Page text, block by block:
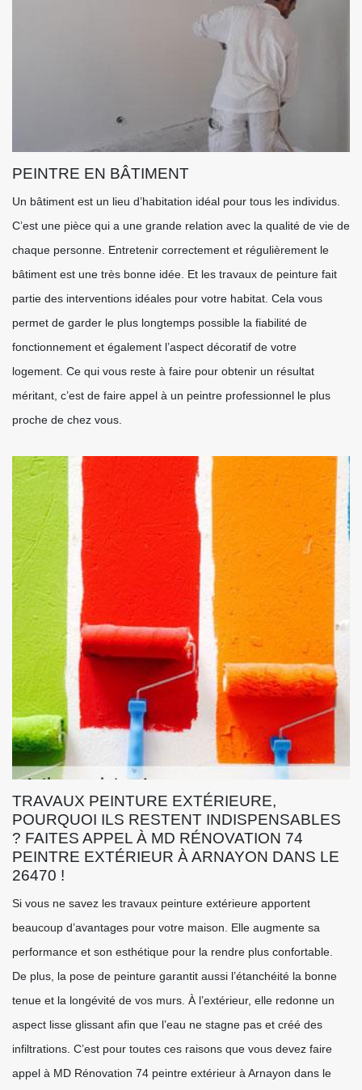
PEINTRE EN BÂTIMENT
Un bâtiment est un lieu d’habitation idéal pour tous les individus.
C’est une pièce qui a une grande relation avec la qualité de vie de
chaque personne. Entretenir correctement et régulièrement le
bâtiment est une très bonne idée. Et les travaux de peinture fait
partie des interventions idéales pour votre habitat. Cela vous
permet de garder le plus longtemps possible la fiabilité de
fonctionnement et également l’aspect décoratif de votre
logement. Ce qui vous reste à faire pour obtenir un résultat
méritant, c’est de faire appel à un peintre professionnel le plus
proche de chez vous.
TRAVAUX PEINTURE EXTÉRIEURE,
POURQUOI ILS RESTENT INDISPENSABLES
? FAITES APPEL À MD RÉNOVATION 74
PEINTRE EXTÉRIEUR À ARNAYON DANS LE
26470 !
Si vous ne savez les travaux peinture extérieure apportent
beaucoup d’avantages pour votre maison. Elle augmente sa
performance et son esthétique pour la rendre plus confortable.
De plus, la pose de peinture garantit aussi l’étanchéité la bonne
tenue et la longévité de vos murs. À l’extérieur, elle redonne un
aspect lisse glissant afin que l’eau ne stagne pas et créé des
infiltrations. C’est pour toutes ces raisons que vous devez faire
appel à MD Rénovation 74 peintre extérieur à Arnayon dans le